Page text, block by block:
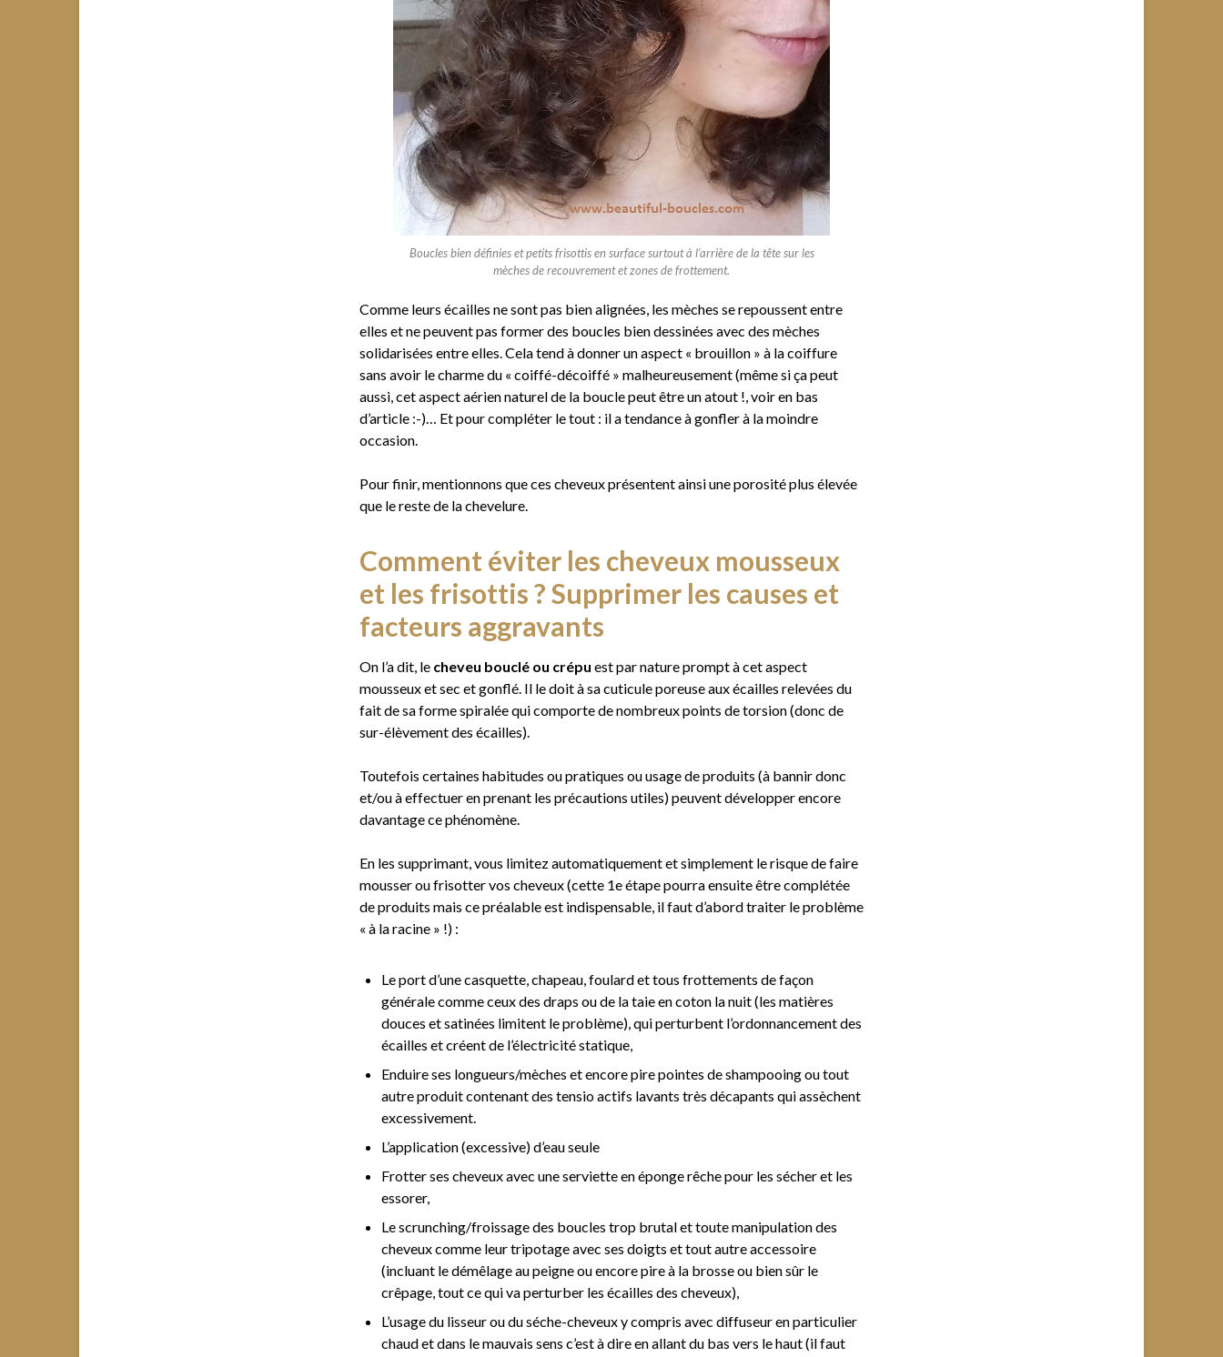
Boucles bien définies et petits frisottis en surface surtout à l’arrière de la tête sur les
mèches de recouvrement et zones de frottement.
Comme leurs écailles ne sont pas bien alignées, les mèches se repoussent entre
elles et ne peuvent pas former des boucles bien dessinées avec des mèches
solidarisées entre elles. Cela tend à donner un aspect « brouillon » à la coiffure
sans avoir le charme du « coiffé-décoiffé » malheureusement (même si ça peut
aussi, cet aspect aérien naturel de la boucle peut être un atout !, voir en bas
d’article :-)… Et pour compléter le tout : il a tendance à gonfler à la moindre
occasion.
Pour finir, mentionnons que ces cheveux présentent ainsi une porosité plus élevée
que le reste de la chevelure.
Comment éviter les cheveux mousseux
et les frisottis ? Supprimer les causes et
facteurs aggravants
On l’a dit, le cheveu bouclé ou crépu est par nature prompt à cet aspect
mousseux et sec et gonflé. Il le doit à sa cuticule poreuse aux écailles relevées du
fait de sa forme spiralée qui comporte de nombreux points de torsion (donc de
sur-élèvement des écailles).
Toutefois certaines habitudes ou pratiques ou usage de produits (à bannir donc
et/ou à effectuer en prenant les précautions utiles) peuvent développer encore
davantage ce phénomène.
En les supprimant, vous limitez automatiquement et simplement le risque de faire
mousser ou frisotter vos cheveux (cette 1e étape pourra ensuite être complétée
de produits mais ce préalable est indispensable, il faut d’abord traiter le problème
« à la racine » !) :
Le port d’une casquette, chapeau, foulard et tous frottements de façon
générale comme ceux des draps ou de la taie en coton la nuit (les matières
douces et satinées limitent le problème), qui perturbent l’ordonnancement des
écailles et créent de l’électricité statique,
Enduire ses longueurs/mèches et encore pire pointes de shampooing ou tout
autre produit contenant des tensio actifs lavants très décapants qui assèchent
excessivement.
L’application (excessive) d’eau seule
Frotter ses cheveux avec une serviette en éponge rêche pour les sécher et les
essorer,
Le scrunching/froissage des boucles trop brutal et toute manipulation des
cheveux comme leur tripotage avec ses doigts et tout autre accessoire
(incluant le démêlage au peigne ou encore pire à la brosse ou bien sûr le
crêpage, tout ce qui va perturber les écailles des cheveux),
L’usage du lisseur ou du séche-cheveux y compris avec diffuseur en particulier
chaud et dans le mauvais sens c’est à dire en allant du bas vers le haut (il faut